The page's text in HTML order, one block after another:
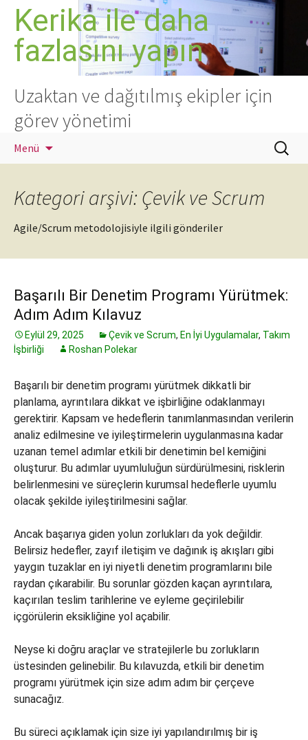
İçeriğeKerika ile daha
fazlasını yapın
Uzaktan ve dağıtılmış ekipler için
görev yönetimi
Menü
Arama:
Kategori arşivi: Çevik ve Scrum
Agile/Scrum metodolojisiyle ilgili gönderiler
Başarılı Bir Denetim Programı Yürütmek:
Adım Adım Kılavuz
Eylül 29, 2025 Çevik ve Scrum, En İyi Uygulamalar, Takım
İşbirliği
Roshan Polekar
Başarılı bir denetim programı yürütmek dikkatli bir
planlama, ayrıntılara dikkat ve işbirliğine odaklanmayı
gerektirir. Kapsam ve hedeflerin tanımlanmasından verilerin
analiz edilmesine ve iyileştirmelerin uygulanmasına kadar
uzanan temel adımlar etkili bir denetimin bel kemiğini
oluşturur. Bu adımlar uyumluluğun sürdürülmesini, risklerin
belirlenmesini ve süreçlerin kurumsal hedeflerle uyumlu
olacak şekilde iyileştirilmesini sağlar.
Ancak başarıya giden yolun zorlukları da yok değildir.
Belirsiz hedefler, zayıf iletişim ve dağınık iş akışları gibi
yaygın tuzaklar en iyi niyetli denetim programlarını bile
raydan çıkarabilir. Bu sorunlar gözden kaçan ayrıntılara,
kaçırılan teslim tarihlerine ve eyleme geçirilebilir
içgörülerin eksikliğine yol açabilir.
Neyse ki doğru araçlar ve stratejilerle bu zorlukların
üstesinden gelinebilir. Bu kılavuzda, etkili bir denetim
programı yürütmek için size adım adım bir çerçeve
sunacağız.
Bu süreci açıklamak için size iyi yapılandırılmış bir iş